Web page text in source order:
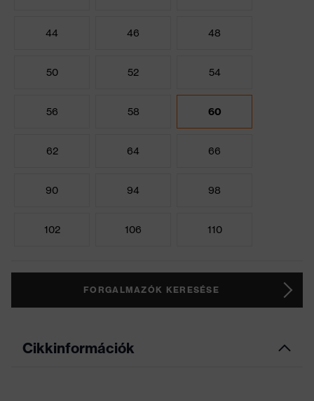
44 46 48
50 52 54
56 58 60
62 64 66
90 94 98
102 106 110
FORGALMAZÓK KERESÉSE
Cikkinformációk